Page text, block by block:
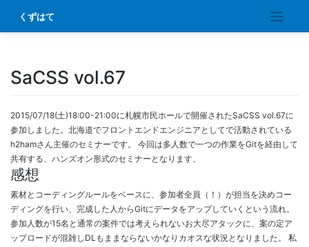
content
くずはて
SaCSS vol.67
2015/07/18(土)18:00-21:00に札幌市民ホールで開催されたSaCSS vol.67に
参加しました。北海道でフロントエンドエンジニアとしてで活動されている
h2hamさん主催のセミナーです。 今回は多人数で一つの作業をGitを経由して
共有する、ハンズオン形式のセミナーとなります。
感想
素材とコーディングルールをベースに、参加者全員（！）が担当を決めコー
ディングを行い、完成した人からGitにデータをアップしていくという流れ。
参加人数が15名と通常の案件では考えられないお大尽アタックに、案の定ア
ップロードが混雑しDLもままならないかなりカオスな状況となりました。 私